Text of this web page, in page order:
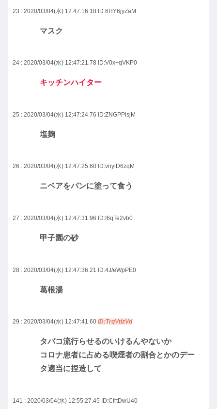
23 : 2020/03/04(水) 12:47:16.18 ID:6HY6jyZaM
マスク
24 : 2020/03/04(水) 12:47:21.78 ID:V0x+qVKP0
キッチンハイター
25 : 2020/03/04(水) 12:47:24.76 ID:ZNGPPisjM
塩麹
26 : 2020/03/04(水) 12:47:25.60 ID:vnyiD6zqM
ニベアをパンに塗って食う
27 : 2020/03/04(水) 12:47:31.96 ID:I6qTe2vb0
甲子園の砂
28 : 2020/03/04(水) 12:47:36.21 ID:4J/eWpPE0
葛根湯
29 : 2020/03/04(水) 12:47:41.60 ID:TrqVtIzVd
タバコ流行らせるのいけるんやないか
コロナ患者に占める喫煙者の割合とかのデー
タ適当に捏造して
141 : 2020/03/04(水) 12:55:27.45 ID:CfrtDwU40